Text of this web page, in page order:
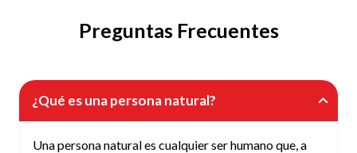
Preguntas Frecuentes
¿Qué es una persona natural?
Una persona natural es cualquier ser humano que, a